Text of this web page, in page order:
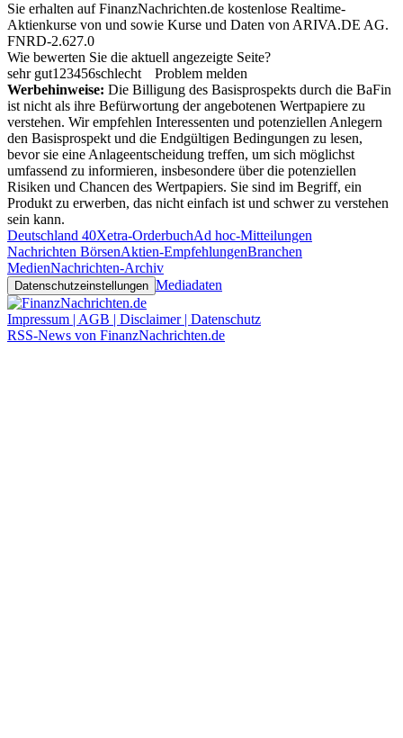
Sie erhalten auf FinanzNachrichten.de kostenlose Realtime-
Aktienkurse von und sowie Kurse und Daten von ARIVA.DE AG.
FNRD-2.627.0
Wie bewerten Sie die aktuell angezeigte Seite?
sehr gut1 23456schlecht
Problem melden
Werbehinweise: Die Billigung des Basisprospekts durch die BaFin
ist nicht als ihre Befürwortung der angebotenen Wertpapiere zu
verstehen. Wir empfehlen Interessenten und potenziellen Anlegern
den Basisprospekt und die Endgültigen Bedingungen zu lesen,
bevor sie eine Anlageentscheidung treffen, um sich möglichst
umfassend zu informieren, insbesondere über die potenziellen
Risiken und Chancen des Wertpapiers. Sie sind im Begriff, ein
Produkt zu erwerben, das nicht einfach ist und schwer zu verstehen
sein kann.
Deutschland 40Xetra-OrderbuchAd hoc-Mitteilungen
Nachrichten BörsenAktien-EmpfehlungenBranchen
MedienNachrichten-Archiv
Datenschutzeinstellungen Mediadaten
Impressum | AGB | Disclaimer | Datenschutz
RSS-News von FinanzNachrichten.de